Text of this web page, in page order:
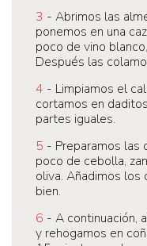
3 - Abrimos las
ponemos en una
poco de vino
Después las
4 - Limpiamos el
cortamos en
partes iguales.
5 - Preparamos las
poco de cebolla,
oliva. Añadimos
bien.
6 - A continuación,
y rehogamos en